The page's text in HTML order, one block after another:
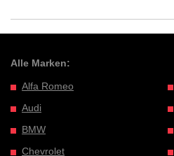
Alle Marken:
Alfa Romeo
Audi
BMW
Chevrolet